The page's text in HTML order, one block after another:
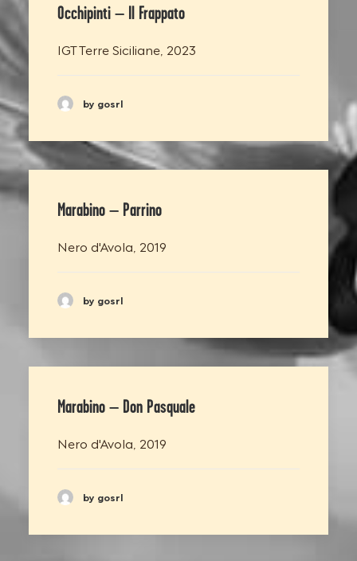
Occhipinti – Il Frappato
IGT Terre Siciliane, 2023
by gosrl
Marabino – Parrino
Nero d'Avola, 2019
by gosrl
Marabino – Don Pasquale
Nero d'Avola, 2019
by gosrl